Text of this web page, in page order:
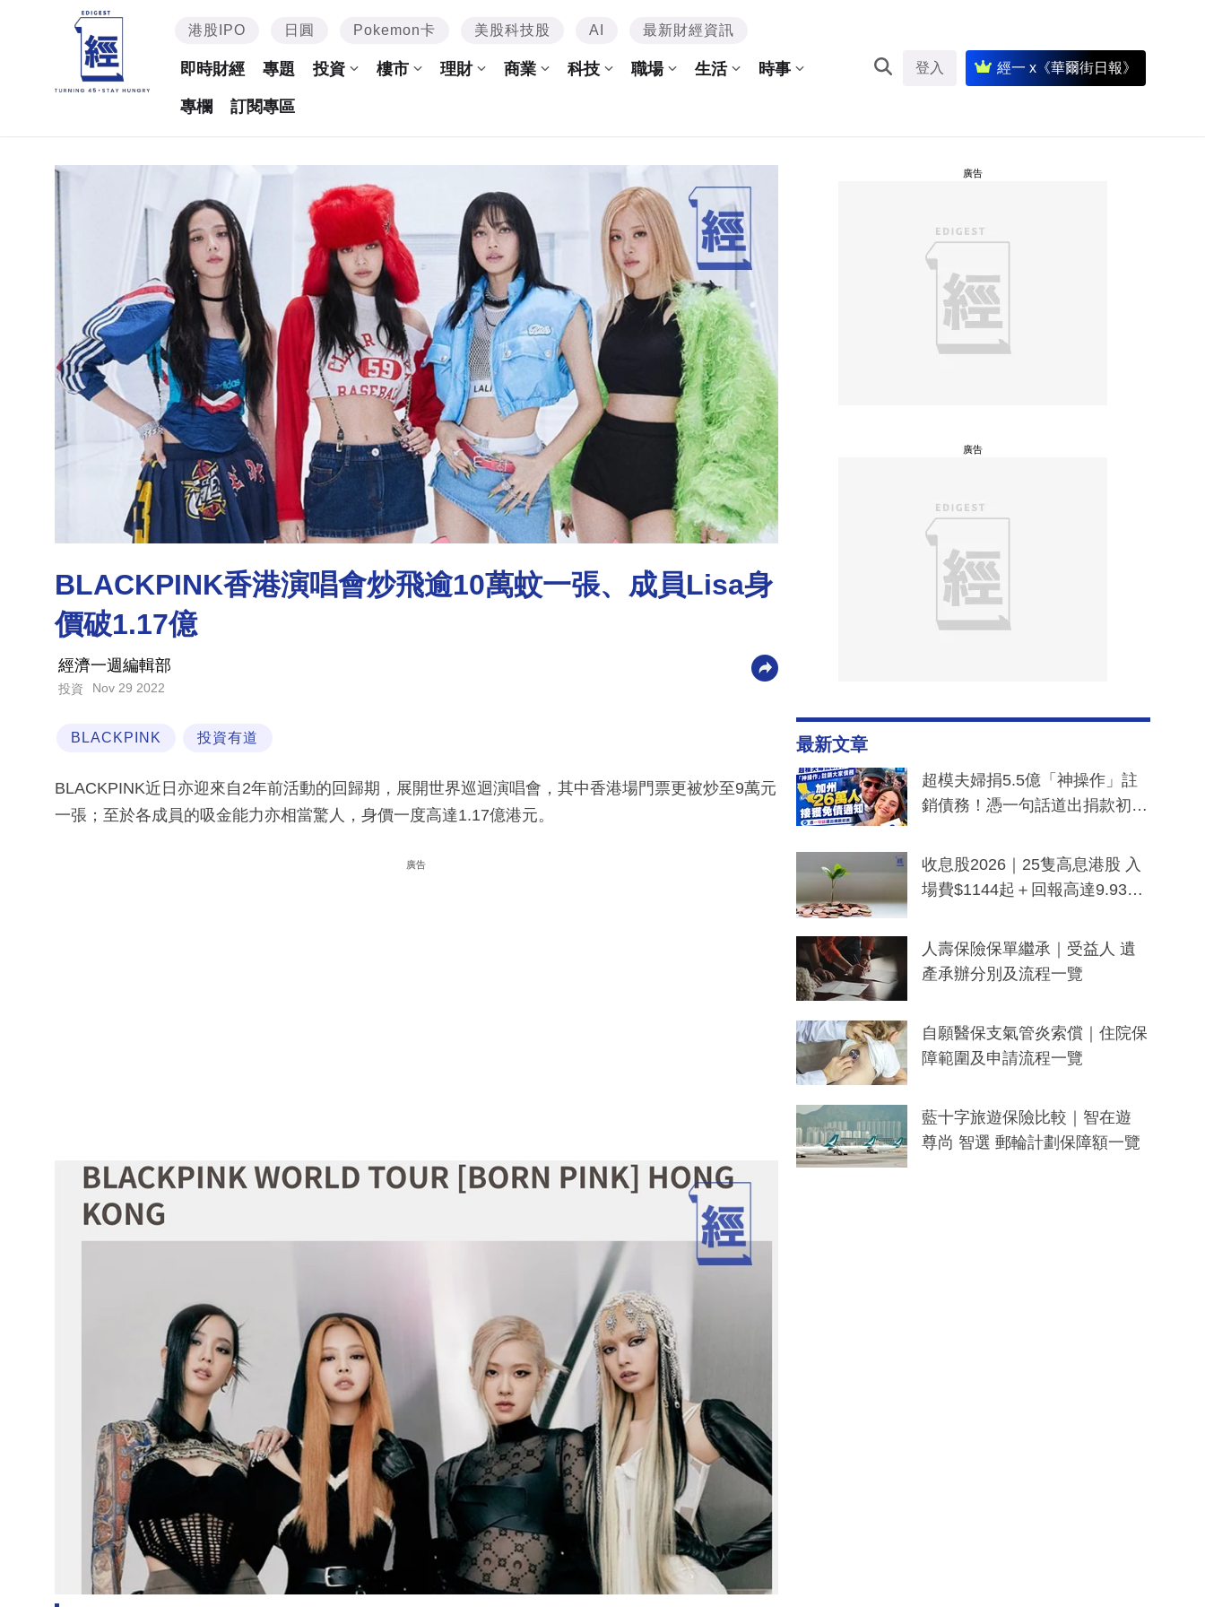
港股IPO 日圓 Pokemon卡 美股科技股 AI 最新財經資訊
即時財經 專題 投資 樓市 理財 商業 科技 職場 生活 時事
專欄 訂閱專區
登入 經一 x《華爾街日報》
BLACKPINK香港演唱會炒飛逾10萬蚊一張、成員Lisa身
價破1.17億
經濟一週編輯部
投資 Nov 29 2022
BLACKPINK 投資有道
BLACKPINK近日亦迎來自2年前活動的回歸期，展開世界巡迴演唱會，其中香港場門票更被炒至9萬元
一張；至於各成員的吸金能力亦相當驚人，身價一度高達1.17億港元。
廣告
廣告
廣告
最新文章
超模夫婦捐5.5億「神操作」註
銷債務！憑一句話道出捐款初
一度被誤當詐騙手段
收息股2026｜25隻高息港股 入
場費$1144起＋回報高達9.93
人壽保險保單繼承｜受益人 遺
產承辦分別及流程一覽
自願醫保支氣管炎索償｜住院保
障範圍及申請流程一覽
藍十字旅遊保險比較｜智在遊
尊尚 智選 郵輪計劃保障額一覽